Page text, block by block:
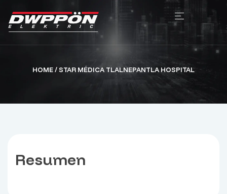
HOME/ STAR MÉDICA TLALNEPANTLA HOSPITAL
Resumen